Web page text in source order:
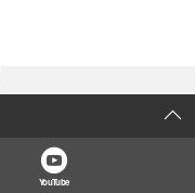
YouTube